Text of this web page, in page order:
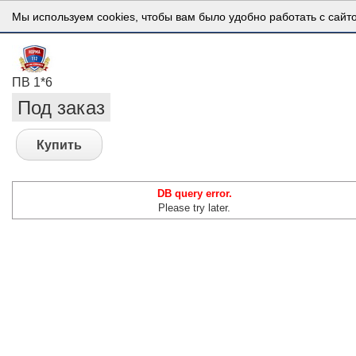
ПВ 1*6
Под заказ
Купить
DB query error.
Please try later.
Мы используем cookies, чтобы вам было удобно работать с